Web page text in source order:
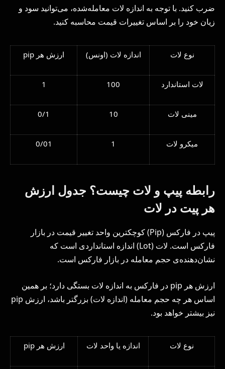
ضرب کنید. با توجه به اندازه لات معامله‌شده، می‌توانید سود و
زیان خود را بر اساس تغییرات قیمت محاسبه کنید.
نوع لات اندازه لات (اونس) ارزش هر pip
لات استاندارد 100
1
مینی لات 10
0/1
میکرو لات 1
0/01
رابطه پیپ و لات چیست؟ جدول ارزش
هر پیت در لات
پیپ در فارکس (Pip) کوچکترین واحد تغییر قیمت در بازار
فارکس است. لات (Lot) اندازه استانداردی است که
نشان‌دهنده‌ی حجم معامله در بازار فارکس است.
ارزش هر pip در فارکس به اندازه لات بستگی دارد؛ بر همین
اساس هر چه حجم معامله (اندازه لات) بزرگتر باشد، ارزش pip
نیز بیشتر خواهد بود.
نوع لات اندازه یا واحد لات ارزش هر pip